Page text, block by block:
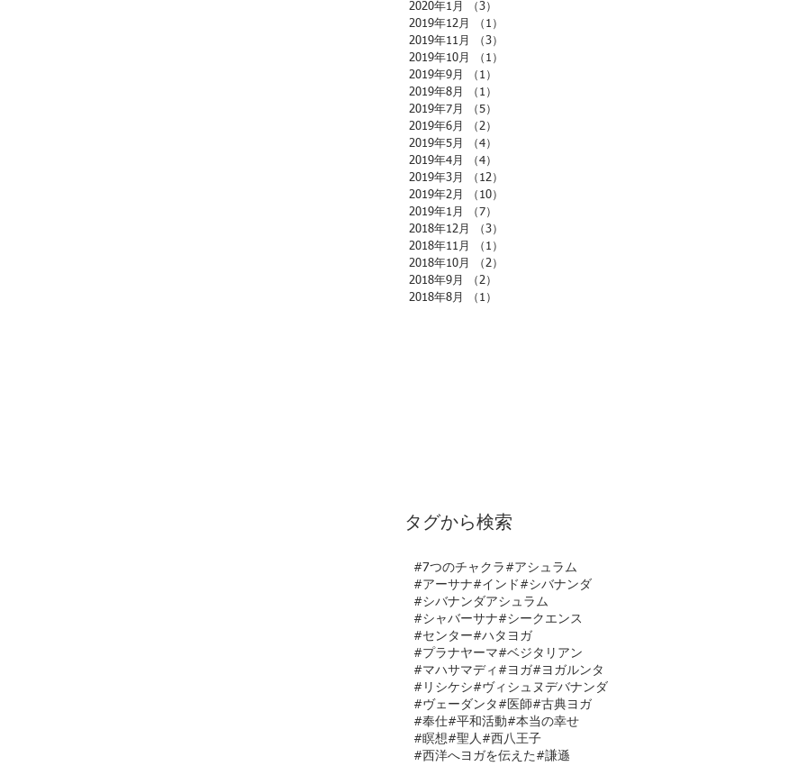
2020年1月
（3）
2019年12月
（1）
2019年11月
（3）
2019年10月
（1）
2019年9月
（1）
2019年8月
（1）
2019年7月
（5）
2019年6月
（2）
2019年5月
（4）
2019年4月
（4）
2019年3月
（12）
2019年2月
（10）
2019年1月
（7）
2018年12月
（3）
2018年11月
（1）
2018年10月
（2）
2018年9月
（2）
2018年8月
（1）
タグから検索
#7つのチャクラ #アシュラム
#アーサナ#インド #シバナンダ
#シバナンダアシュラム
#シャバーサナ#シークエンス
#センター#ハタヨガ
#プラナヤーマ#ベジタリアン
#マハサマディ #ヨガ#ヨガルンタ
#リシケシ#ヴィシュヌデバナンダ
#ヴェーダンタ #医師#古典ヨガ
#奉仕#平和活動#本当の幸せ
#瞑想#聖人 #西八王子
#西洋へヨガを伝えた #謙遜